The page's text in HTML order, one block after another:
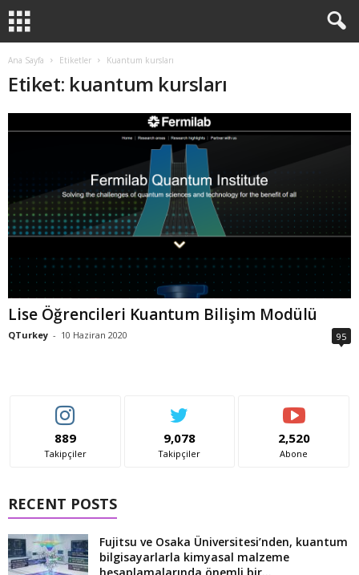
Ana Sayfa Etiketler Kuantum kursları
Etiket: kuantum kursları
Lise Öğrencileri Kuantum Bilişim Modülü
QTurkey - 10 Haziran 2020 95
889
Takipçiler
9,078
Takipçiler
2,520
Abone
RECENT POSTS
Fujitsu ve Osaka Üniversitesi’nden, kuantum
bilgisayarlarla kimyasal malzeme